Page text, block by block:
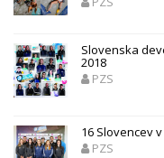
Slovenska
2018
PZS
16 Slovencev
PZS